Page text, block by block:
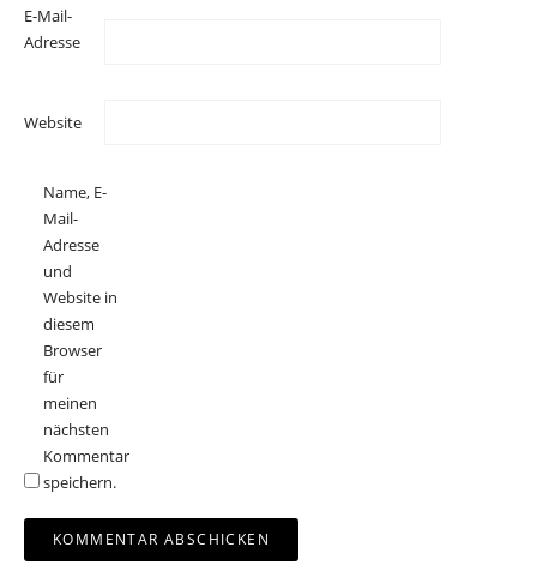
E-Mail-
Adresse
Website
Name, E-
Mail-
Adresse
und
Website in
diesem
Browser
für
meinen
nächsten
Kommentar
speichern.